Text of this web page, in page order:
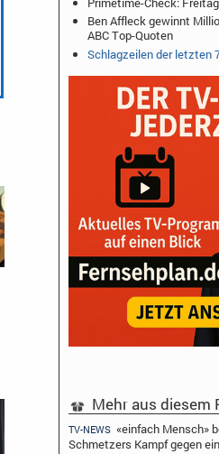
Ben Affleck gewinnt
ABC Top-Quoten
Schlagzeilen der letzten
Mehr aus diesem
TV-NEWS «einfach Mensch»
Schmetzers Kampf gegen